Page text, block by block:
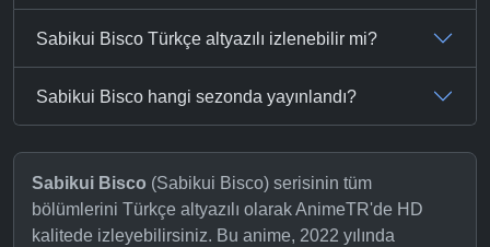
Sabikui Bisco Türkçe altyazılı izlenebilir mi?
Sabikui Bisco hangi sezonda yayınlandı?
Sabikui Bisco (Sabikui Bisco) serisinin tüm
bölümlerini Türkçe altyazılı olarak AnimeTR'de HD
kalitede izleyebilirsiniz. Bu anime, 2022 yılında